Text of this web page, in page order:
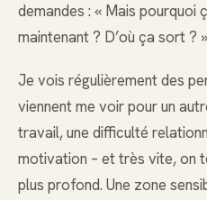
demandes : « Mais pourquoi
maintenant ? D’où ça sort ? »
Je vois régulièrement des
viennent me voir pour un
travail, une difficulté
motivation – et très vite, on
plus profond. Une zone